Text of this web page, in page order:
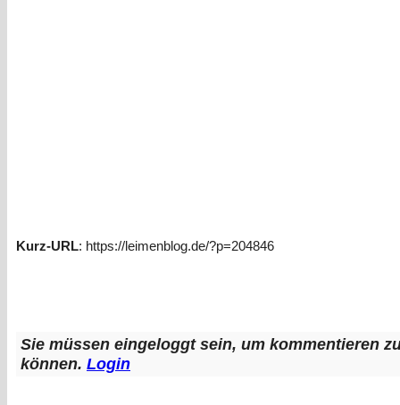
Kurz-URL: https://leimenblog.de/?p=204846
Sie müssen eingeloggt sein, um kommentieren
können. Login